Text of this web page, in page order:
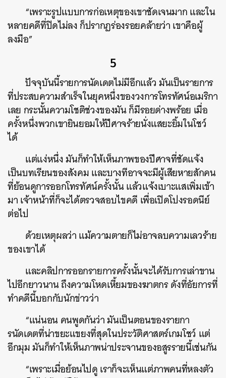
“เพราะรูปแบบการก่อเหตุของเขาชัดเจนมาก และใน
หลายคดีที่ปิดไม่ลง ก็ปรากฏร่องรอยคล้ายว่า เขาคือผู้
ลงมือ”
5
ปัจจุบันนี้รายการนัดเดตไม่มีอีกแล้ว มันเป็นรายการ
ที่ประสบความสำเร็จในยุคหนึ่งของวงการโทรทัศน์อเมริกา
เลย กระนั้นความโชติช่วงของมัน ก็มีรอยด่างพร้อย เมื่อ
ครั้งหนึ่งพวกเขายินยอมให้ปีศาจร้ายนั่งแสยะยิ้มในโชว์
ได้
แต่แง่หนึ่ง มันก็ทำให้เห็นภาพของปีศาจที่ชัดแจ้ง
เป็นบทเรียนของสังคม และบางทีอาจจะมีผู้เสียหายสักคน
ที่ย้อนดูการออกโทรทัศน์ครั้งนั้น แล้วแจ้งเบาะแสเพิ่มเข้า
มา เจ้าหน้าที่ก็จะได้ตรวจสอบไขคดี เพื่อเปิดโปงรอดนีย์
ต่อไป
ด้วยเหตุผลว่า แม้ความตายก็ไม่อาจลบความเลวร้าย
ของเขาได้
และคลิปการออกรายการครั้งนั้นจะได้รับการเล่าขาน
ไปอีกยาวนาน ถึงความโหดเหี้ยมของฆาตกร ดังที่อัยการที่
ทำคดีนี้บอกกับนักข่าวว่า
“แน่นอน คนพูดกันว่า มันเป็นตอนของรายกา
รนัดเดตที่น่าขยะแขยงที่สุดในประวัติศาสตร์เกมโชว์ แต่
อีกมุม มันก็ทำให้เห็นภาพน่าประจานของอสูรรายนี้เช่นกัน
“เพราะเมื่อย้อนไปดู เราก็จะเห็นแต่ภาพคนที่หลงตัว